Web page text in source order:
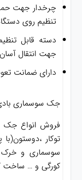
چرخدار جهت
تنظیم روی دستگاه و سیستم
دسته قابل
جهت انتقال
دارای ضمانت
جک سوسماری بادی ۲ مرحله ای ۲۵تن /
فروش انواع جک
توکار
سوسماری و خرک
کورگی و … ساخت